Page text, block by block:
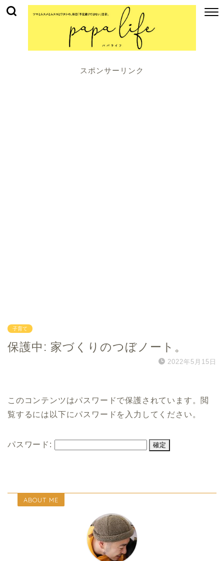
スポンサーリンク
子育て
保護中: 家づくりのつぼノート。
2022年5月15日
このコンテンツはパスワードで保護されています。閲
覧するには以下にパスワードを入力してください。
パスワード:
ABOUT ME